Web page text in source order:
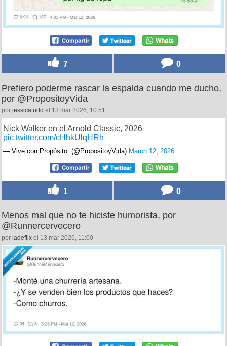
7 0
Prefiero poderme rascar la espalda cuando me ducho,
por @PropositoyVida
por jessicatodd el 13 mar 2026, 10:51
Nick Walker en el Arnold Classic, 2026
pic.twitter.com/cHhkUlqHRh
— Vive con Propósito. (@PropositoyVida) March 12, 2026
1 0
Menos mal que no te hiciste humorista, por
@Runnercervecero
por ladeflix el 13 mar 2026, 11:00